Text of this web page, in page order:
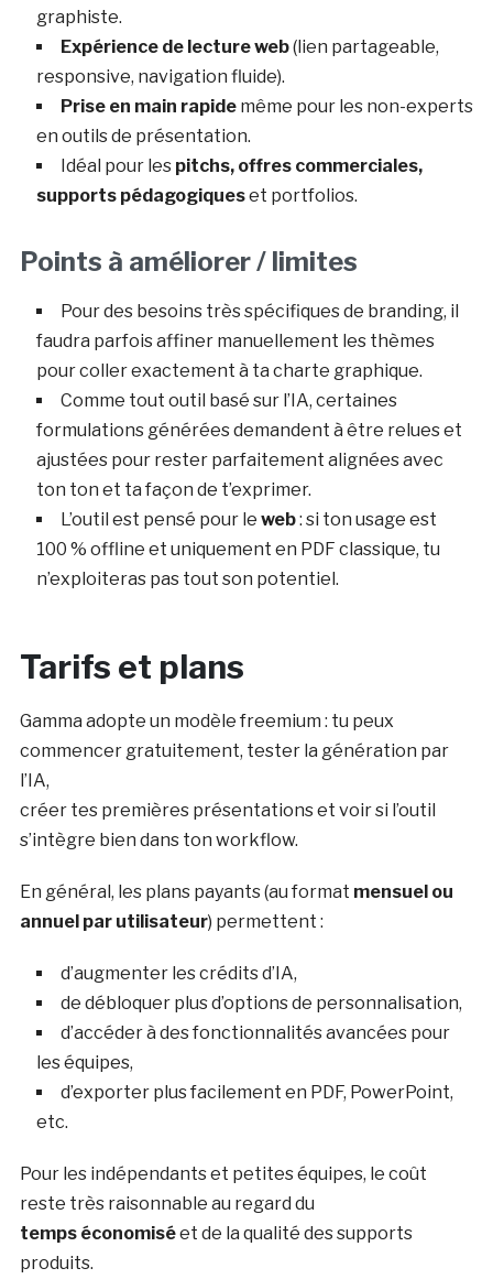
graphiste.
Expérience de lecture web(lien partageable,
responsive, navigation fluide).
Prise en main rapidemême pour les non-experts
en outils de présentation.
Idéal pour les pitchs, offres commerciales,
supports pédagogiqueset portfolios.
Points à améliorer / limites
Pour des besoins très spécifiques de branding, il
faudra parfois affiner manuellement les thèmes
pour coller exactement à ta charte graphique.
Comme tout outil basé sur l’IA, certaines
formulations générées demandent à être relues et
ajustées pour rester parfaitement alignées avec
ton ton et ta façon de t’exprimer.
L’outil est pensé pour le web: si ton usage est
100 % offline et uniquement en PDF classique, tu
n’exploiteras pas tout son potentiel.
Tarifs et plans
Gamma adopte un modèle freemium : tu peux
commencer gratuitement, tester la génération par
l’IA,
créer tes premières présentations et voir si l’outil
s’intègre bien dans ton workflow.
En général, les plans payants (au format mensuel ou
annuel par utilisateur) permettent :
d’augmenter les crédits d’IA,
de débloquer plus d’options de personnalisation,
d’accéder à des fonctionnalités avancées pour
les équipes,
d’exporter plus facilement en PDF, PowerPoint,
etc.
Pour les indépendants et petites équipes, le coût
reste très raisonnable au regard du
temps économiséet de la qualité des supports
produits.